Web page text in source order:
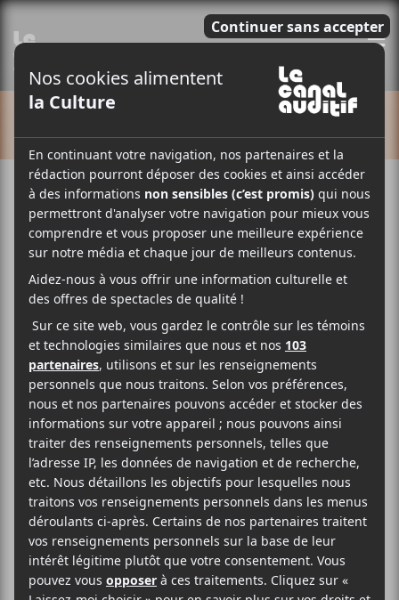
Cet évènement est passé.
SonReal
2023-03-21 @ 20:00-23:0029.75$
SonReal sera en concert au Belmont le 21 mars
2023 prochain dès 20h.
AJOUTER AU CALENDRIER
DÉTAILS ORGANISATEURS